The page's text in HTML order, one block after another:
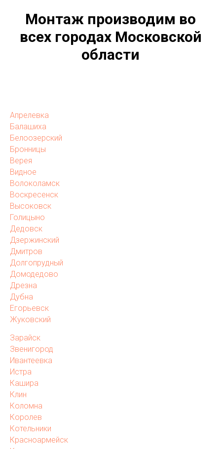
Монтаж производим во
всех городах Московской
области
Апрелевка
Балашиха
Белоозерский
Бронницы
Верея
Видное
Волоколамск
Воскресенск
Высоковск
Голицыно
Дедовск
Дзержинский
Дмитров
Долгопрудный
Домодедово
Дрезна
Дубна
Егорьевск
Жуковский
Зарайск
Звенигород
Ивантеевка
Истра
Кашира
Клин
Коломна
Королев
Котельники
Красноармейск